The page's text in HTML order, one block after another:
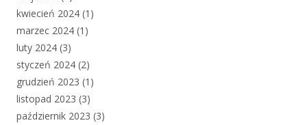
kwiecień 2024 (1)
marzec 2024 (1)
luty 2024 (3)
styczeń 2024 (2)
grudzień 2023 (1)
listopad 2023 (3)
październik 2023 (3)